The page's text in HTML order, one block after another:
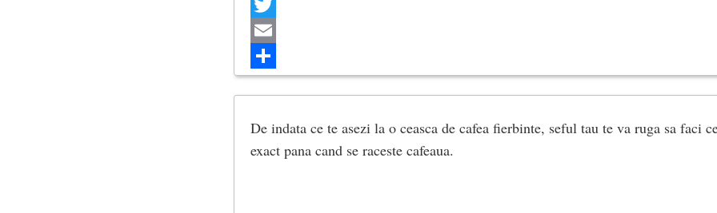
Facebook
Twitter
Email
Share
De indata ce te asezi la o ceasca de cafea fierbinte, seful tau te va ruga sa faci
exact pana cand se raceste cafeaua.